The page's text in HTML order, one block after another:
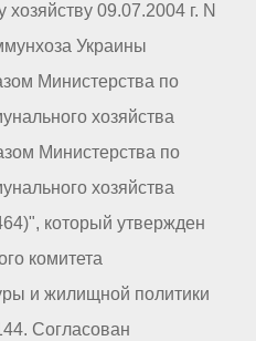
09.07.2004 г. N
Украины
Министерства по
хозяйства
Министерства по
хозяйства
который утвержден
комитета
и жилищной политики
Согласован